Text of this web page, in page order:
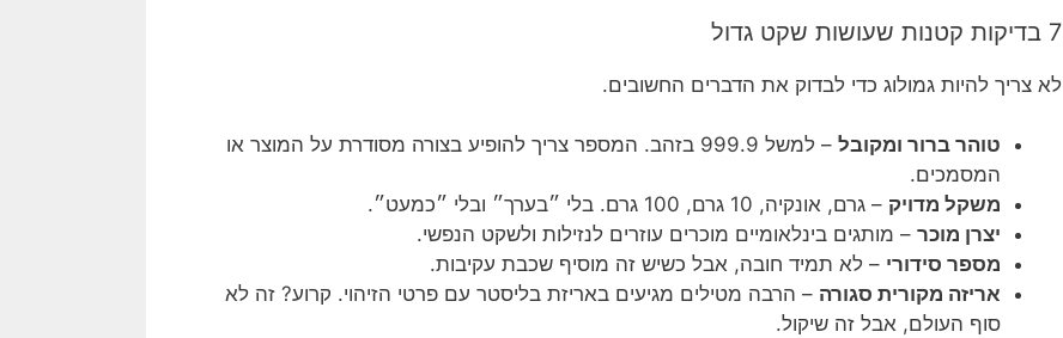
7 בדיקות קטנות שעושות שקט גדול
לא צריך להיות גמולוג כדי לבדוק את הדברים החשובים.
טוהר ברור ומקובל
– למשל 999.9 בזהב. המספר צריך להופיע בצורה מסודרת על המוצר או
המסמכים.
משקל מדויק – גרם, אונקיה, 10 גרם, 100 גרם. בלי ״בערך״ ובלי ״כמעט״.
יצרן מוכר – מותגים בינלאומיים מוכרים עוזרים לנזילות ולשקט הנפשי.
מספר סידורי – לא תמיד חובה, אבל כשיש זה מוסיף שכבת עקיבות.
אריזה מקורית סגורה – הרבה מטילים מגיעים באריזת בליסטר עם פרטי הזיהוי. קרוע? זה לא
סוף העולם, אבל זה שיקול.